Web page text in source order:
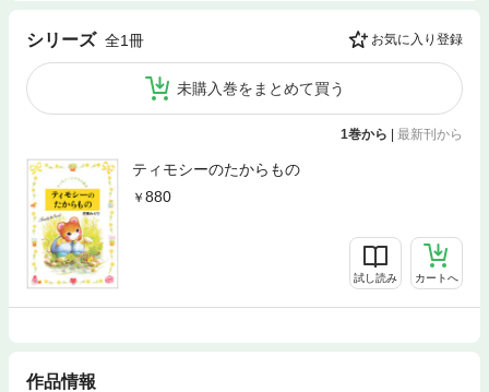
シリーズ 全1冊 お気に入り登録
未購入巻をまとめて買う
1巻から | 最新刊から
ティモシーのたからもの
880
試し読み カートへ
作品情報